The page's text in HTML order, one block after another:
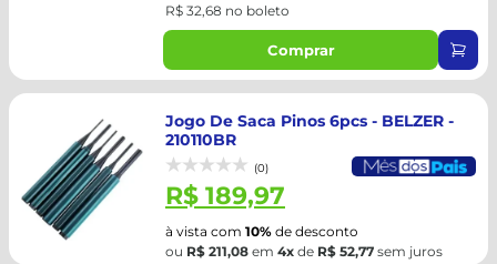
R$ 32,68 no boleto
Comprar
Jogo De Saca Pinos 6pcs - BELZER -
210110BR
(0)
R$ 189,97
à vista com 10% de desconto
ou R$ 211,08 em 4x de R$ 52,77 sem juros